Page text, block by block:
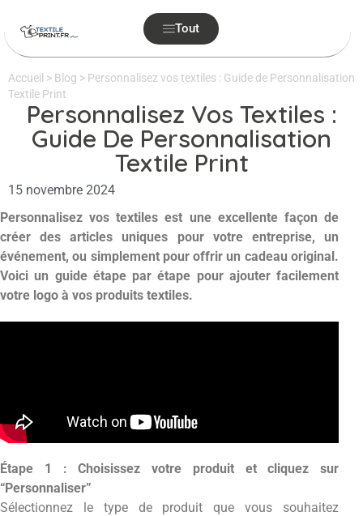
Tout
Accueil > Blog > Personnalisez vos textiles : Guide de Personnalisation
Textile Print
Personnalisez Vos Textiles :
Guide De Personnalisation
Textile Print
15 novembre 2024
Personnalisez vos textiles est une excellente façon de
créer des articles uniques pour votre entreprise, un
événement, ou simplement pour offrir un cadeau original.
Voici un guide étape par étape pour ajouter facilement
votre logo à vos produits textiles.
Étape 1 : Choisissez votre produit et cliquez sur
“Personnaliser”
Sélectionnez le type de produit que vous souhaitez